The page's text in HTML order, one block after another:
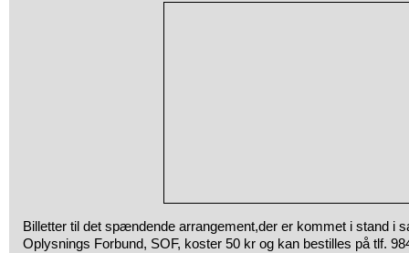
Billetter til det spændende arrangement,der er kommet i stand i
Oplysnings Forbund, SOF, koster 50 kr og kan bestilles på tlf.